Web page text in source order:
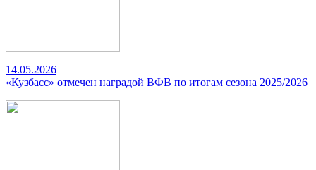
14.05.2026
«Кузбасс» отмечен наградой ВФВ по итогам сезона 2025/2026